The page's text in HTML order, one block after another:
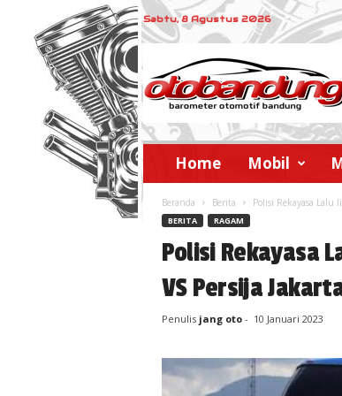
Sabtu, 8 Agustus 2026
o
b
n
u
Home Mobil
Beranda Berita Polisi Rekayasa Lalu
BERITA RAGAM
Polisi Rekayasa
VS Persija
Penulis jang oto- 10 Januari 2023